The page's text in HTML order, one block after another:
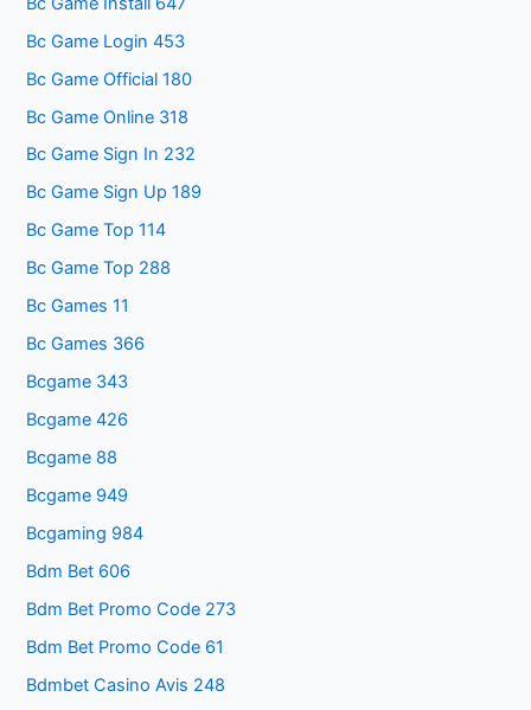
Bc Game Login 453
Bc Game Official 180
Bc Game Online 318
Bc Game Sign In 232
Bc Game Sign Up 189
Bc Game Top 114
Bc Game Top 288
Bc Games 11
Bc Games 366
Bcgame 343
Bcgame 426
Bcgame 88
Bcgame 949
Bcgaming 984
Bdm Bet 606
Bdm Bet Promo Code 273
Bdm Bet Promo Code 61
Bdmbet Casino Avis 248